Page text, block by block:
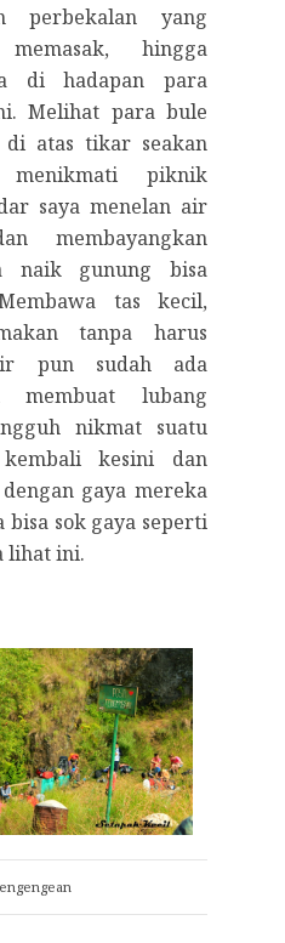
perbekalan yang
hingga
di hadapan para
Melihat para bule
atas tikar seakan
menikmati piknik
saya menelan air
membayangkan
naik gunung bisa
tas kecil,
tanpa harus
pun sudah ada
membuat lubang
nikmat suatu
kesini dan
gaya mereka
sok gaya seperti
lihat ini.